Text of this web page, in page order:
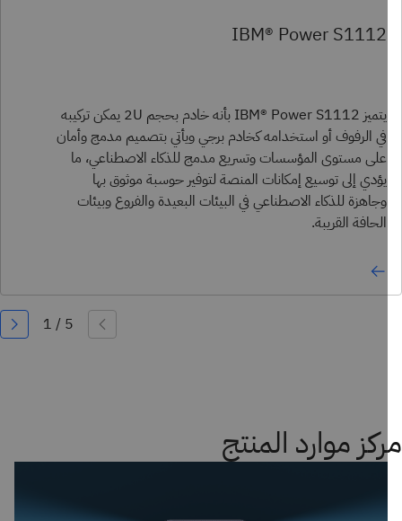
IBM® Power S1112
يتميز IBM® Power S1112 بأنه خادم بحجم 2U يمكن تركيبه
في الرفوف أو استخدامه كخادم برجي ويأتي بتصميم مدمج وأمان
على مستوى المؤسسات وتسريع مدمج للذكاء الاصطناعي، ما
يؤدي إلى توسيع إمكانات المنصة لتوفير حوسبة موثوق بها
وجاهزة للذكاء الاصطناعي في البيئات البعيدة والفروع وبيئات
الحافة القريبة.
موارد المنتج